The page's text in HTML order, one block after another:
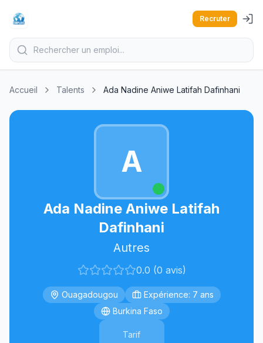
Recruter
Accueil Talents Ada Nadine Aniwe Latifah Dafinhani
A
Ada Nadine Aniwe Latifah
Dafinhani
Autres
0.0 (0 avis)
Ouagadougou
Expérience: 7 ans
Burkina Faso
Tarif